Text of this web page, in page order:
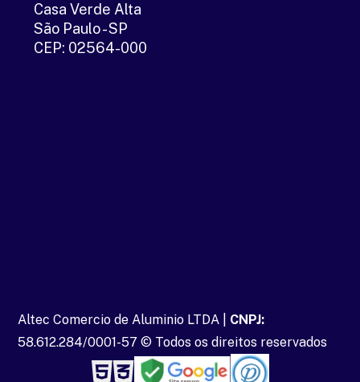
Casa Verde Alta
São Paulo - SP
CEP: 02564-000
Altec Comercio de Aluminio LTDA | CNPJ:
58.612.284/0001-57 © Todos os direitos reservados